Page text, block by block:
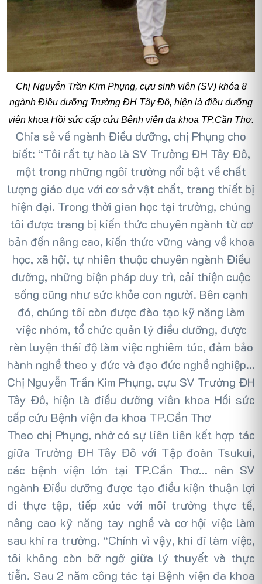
Chị Nguyễn Trần Kim Phụng, cựu sinh viên (SV) khóa 8
ngành Điều dưỡng Trường ĐH Tây Đô, hiện là điều dưỡng
viên khoa Hồi sức cấp cứu Bệnh viện đa khoa TP.Cần Thơ.
Chia sẻ về ngành Điều dưỡng, chị Phụng cho
biết: “Tôi rất tự hào là SV Trường ĐH Tây Đô,
một trong những ngôi trường nổi bật về chất
lượng giáo dục với cơ sở vật chất, trang thiết bị
hiện đại. Trong thời gian học tại trường, chúng
tôi được trang bị kiến thức chuyên ngành từ cơ
bản đến nâng cao, kiến thức vững vàng về khoa
học, xã hội, tự nhiên thuộc chuyên ngành Điều
dưỡng, những biện pháp duy trì, cải thiện cuộc
sống cũng như sức khỏe con người. Bên cạnh
đó, chúng tôi còn được đào tạo kỹ năng làm
việc nhóm, tổ chức quản lý điều dưỡng, được
rèn luyện thái độ làm việc nghiêm túc, đảm bảo
hành nghề theo y đức và đạo đức nghề nghiệp...
Chị Nguyễn Trần Kim Phụng, cựu SV Trường ĐH
Tây Đô, hiện là điều dưỡng viên khoa Hồi sức
cấp cứu Bệnh viện đa khoa TP.Cần Thơ
Theo chị Phụng, nhờ có sự liên liên kết hợp tác
giữa Trường ĐH Tây Đô với Tập đoàn Tsukui,
các bệnh viện lớn tại TP.Cần Thơ… nên SV
ngành Điều dưỡng được tạo điều kiện thuận lợi
đi thực tập, tiếp xúc với môi trường thực tế,
nâng cao kỹ năng tay nghề và cơ hội việc làm
sau khi ra trường. “Chính vì vậy, khi đi làm việc,
tôi không còn bỡ ngỡ giữa lý thuyết và thực
tiễn. Sau 2 năm công tác tại Bệnh viện đa khoa